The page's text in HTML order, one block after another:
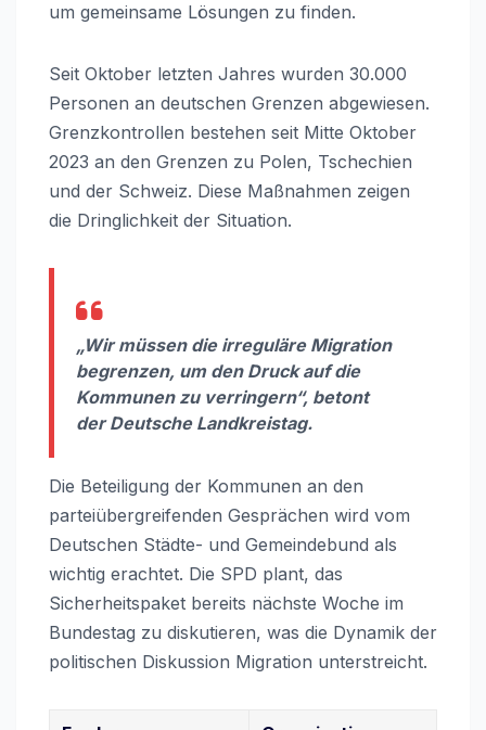
um gemeinsame Lösungen zu finden.
Seit Oktober letzten Jahres wurden 30.000
Personen an deutschen Grenzen abgewiesen.
Grenzkontrollen bestehen seit Mitte Oktober
2023 an den Grenzen zu Polen, Tschechien
und der Schweiz. Diese Maßnahmen zeigen
die Dringlichkeit der Situation.
„Wir müssen die irreguläre Migration
begrenzen, um den Druck auf die
Kommunen zu verringern“, betont
der Deutsche Landkreistag.
Die Beteiligung der Kommunen an den
parteiübergreifenden Gesprächen wird vom
Deutschen Städte- und Gemeindebund als
wichtig erachtet. Die SPD plant, das
Sicherheitspaket bereits nächste Woche im
Bundestag zu diskutieren, was die Dynamik der
politischen Diskussion Migration unterstreicht.